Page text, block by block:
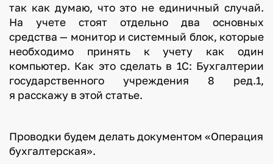
так как думаю, что это не единичный случай.
На учете стоят отдельно два основных
средства — монитор и системный блок, которые
необходимо принять к учету как один
компьютер. Как это сделать в 1С: Бухгалтерии
государственного учреждения 8 ред.1,
я расскажу в этой статье.
Проводки будем делать документом «Операция
бухгалтерская».